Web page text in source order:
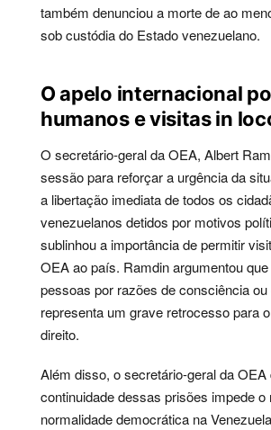
também denunciou a morte de ao
sob custódia do Estado venezuelano.
O apelo internacional
humanos e visitas in
O secretário-geral da OEA, Albert
sessão para reforçar a urgência da
a libertação imediata de todos os
venezuelanos detidos por motivos
sublinhou a importância de permitir
OEA ao país. Ramdin argumentou
pessoas por razões de consciência
representa um grave retrocesso para
direito.
Além disso, o secretário-geral da
continuidade dessas prisões impede o
normalidade democrática na